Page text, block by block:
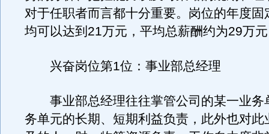
对于任职者而言都十分重要。岗位的年度固
均可以达到21万元，平均总薪酬约为29万
兴奋岗位第1位：事业部总经理
事业部总经理往往掌管公司的某一业务
务单元的长期、短期利益负责，此外也对此